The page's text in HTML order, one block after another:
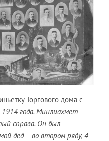
Торгового дома с
года. Минлиахмет
справа. Он был
дед – во втором ряду, 4